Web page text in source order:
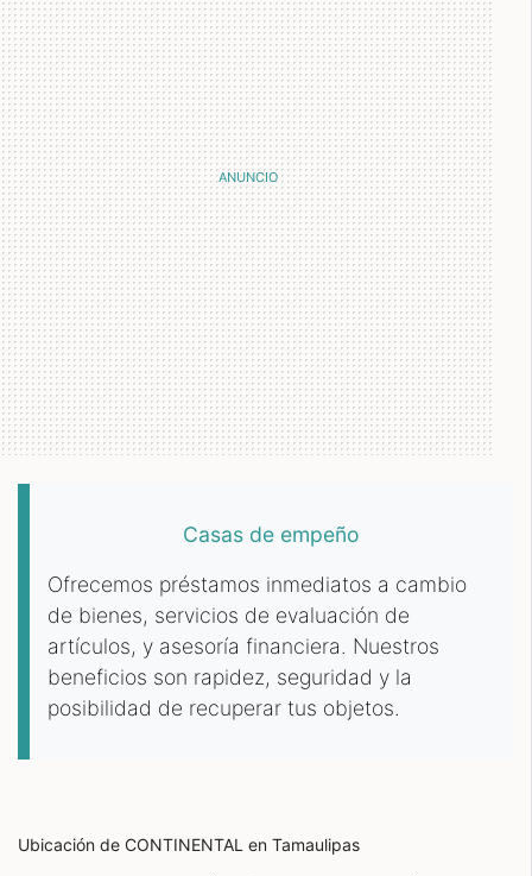
Casas de empeño
Ofrecemos préstamos inmediatos a cambio
de bienes, servicios de evaluación de
artículos, y asesoría financiera. Nuestros
beneficios son rapidez, seguridad y la
posibilidad de recuperar tus objetos.
Ubicación de CONTINENTAL en Tamaulipas